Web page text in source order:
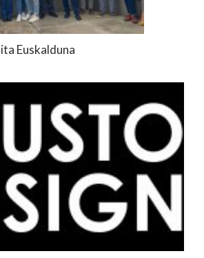
Euskalduna